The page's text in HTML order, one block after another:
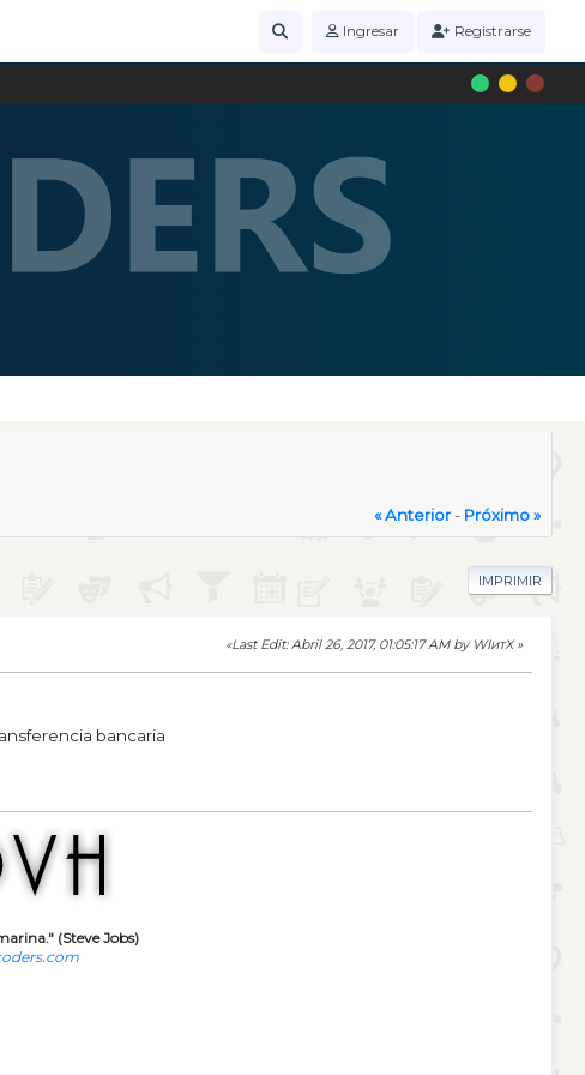
Ingresar Registrarse
« Anterior- Próximo »
IMPRIMIR
Last Edit: Abril 26, 2017, 01:05:17 AM by WIитX
bancaria
(Steve Jobs)